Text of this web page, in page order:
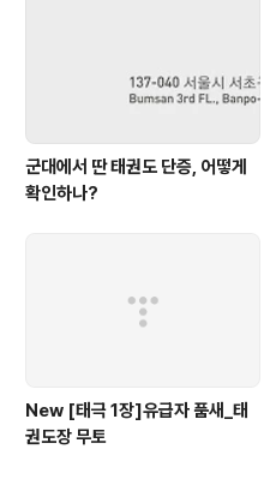
군대에서 딴 태권도 단증, 어떻게
확인하나?
New [태극 1장]유급자 품새_태
권도장 무토